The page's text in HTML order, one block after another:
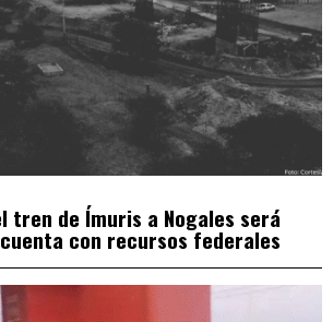
tren de Ímuris a Nogales será
con recursos federales